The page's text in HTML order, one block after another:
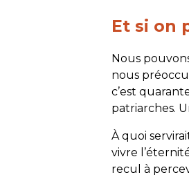
Et si on
Nous
nous
c’est
patriarches.
À quoi
vivre
recul à